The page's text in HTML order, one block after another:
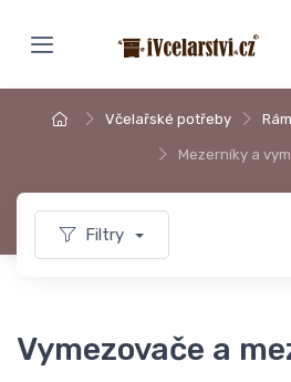
Včelařské potřeby
Mezerníky a
Filtry
Vymezovače a